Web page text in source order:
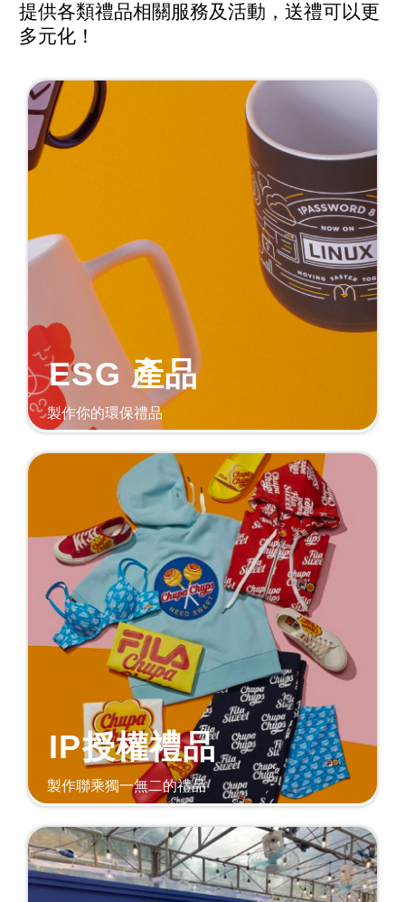
提供各類禮品相關服務及活動，送禮可以更
多元化！
ESG 產品
製作你的環保禮品
IP授權禮品
製作聯乘獨一無二的禮品